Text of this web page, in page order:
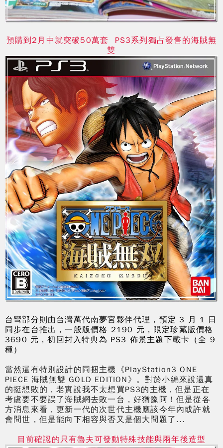
預購到2月中就突破50萬套 PS3系列獨占發售的海賊無
雙
台彎部分則由台灣萬代南夢宮夥伴代理，預定 3 月 1 日
同步在台推出，一般版價格 2190 元，限定珍藏版價格
3690 元，初回封入特典為 PS3 佈景主題下載卡（全 9
種）
當然還有特別設計的同捆主機《PlayStation3 ONE
PIECE 海賊無雙 GOLD EDITION》。對於小編來說還真
的挺想敗的，老實說我不太想買PS3的主機，但是正在
考慮要不要誤了海賊網去敗一台，好猶豫阿！但是從各
方消息來看，更新一代的次世代主機應該今年內或許就
會問世，但是能向下相容與否又是個大問題了...
目前確認的只有魯夫可發動特殊技能與兩年後造型